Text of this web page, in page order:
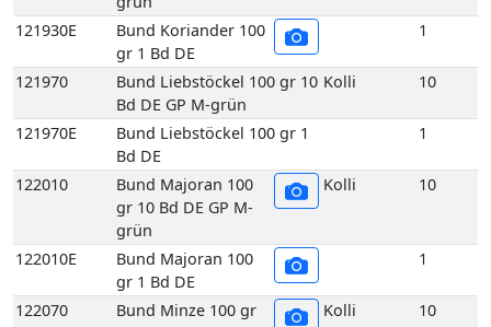
122010
Bund Majoran 100
gr 10 Bd DE GP M-
grün
Kolli 10
122010E
Bund Majoran 100
gr 1 Bd DE
1
122070
Bund Minze 100 gr
10 Bd DE GP M-
grün
10
Bund Minze 100 gr
1 Bd DE
122090
Bund Oregano 100
gr 10 Bd DE GP M-
grün
10